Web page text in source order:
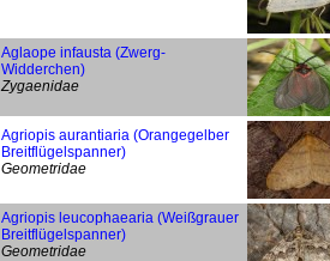
Aglaope infausta (Zwerg-
Widderchen)
Zygaenidae
Agriopis aurantiaria (Orangegelber
Breitflügelspanner)
Geometridae
Agriopis leucophaearia (Weißgrauer
Breitflügelspanner)
Geometridae